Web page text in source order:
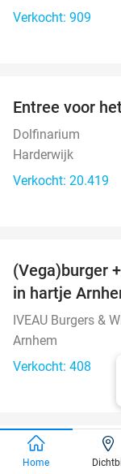
Verkocht: 909
Entree voor
Dolfinarium
Harderwijk
Verkocht: 20.419
(Vega)burger
in hartje
IVEAU Burgers &
Arnhem
Verkocht: 408
2-gangen
Home